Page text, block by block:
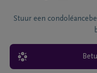
Stuur een